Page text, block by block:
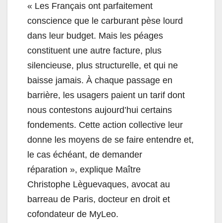
« Les Français ont parfaitement
conscience que le carburant pèse lourd
dans leur budget. Mais les péages
constituent une autre facture, plus
silencieuse, plus structurelle, et qui ne
baisse jamais. À chaque passage en
barrière, les usagers paient un tarif dont
nous contestons aujourd’hui certains
fondements. Cette action collective leur
donne les moyens de se faire entendre et,
le cas échéant, de demander
réparation », explique Maître
Christophe Lèguevaques, avocat au
barreau de Paris, docteur en droit et
cofondateur de MyLeo.